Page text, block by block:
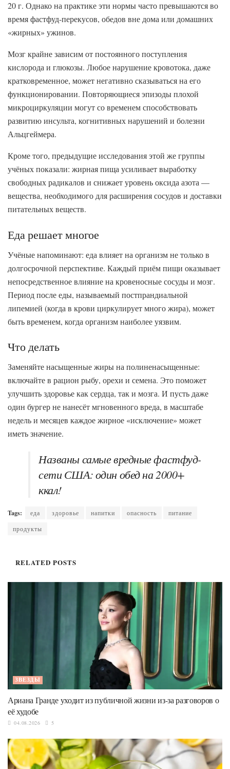
20 г. Однако на практике эти нормы часто превышаются во
время фастфуд-перекусов, обедов вне дома или домашних
«жирных» ужинов.
Мозг крайне зависим от постоянного поступления
кислорода и глюкозы. Любое нарушение кровотока, даже
кратковременное, может негативно сказываться на его
функционировании. Повторяющиеся эпизоды плохой
микроциркуляции могут со временем способствовать
развитию инсульта, когнитивных нарушений и болезни
Альцгеймера.
Кроме того, предыдущие исследования этой же группы
учёных показали: жирная пища усиливает выработку
свободных радикалов и снижает уровень оксида азота —
вещества, необходимого для расширения сосудов и доставки
питательных веществ.
Еда решает многое
Учёные напоминают: еда влияет на организм не только в
долгосрочной перспективе. Каждый приём пищи оказывает
непосредственное влияние на кровеносные сосуды и мозг.
Период после еды, называемый постпрандиальной
липемией (когда в крови циркулирует много жира), может
быть временем, когда организм наиболее уязвим.
Что делать
Заменяйте насыщенные жиры на полиненасыщенные:
включайте в рацион рыбу, орехи и семена. Это поможет
улучшить здоровье как сердца, так и мозга. И пусть даже
один бургер не нанесёт мгновенного вреда, в масштабе
недель и месяцев каждое жирное «исключение» может
иметь значение.
Названы самые вредные фастфуд-
сети США: один обед на 2000+
ккал!
Tags: еда здоровье напитки опасность
питание
продукты
RELATED POSTS
ЗВЕЗДЫ
Ариана Гранде уходит из публичной жизни из-за разговоров о
её худобе
04.08.2026 5